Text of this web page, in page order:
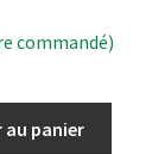
commandé)
panier